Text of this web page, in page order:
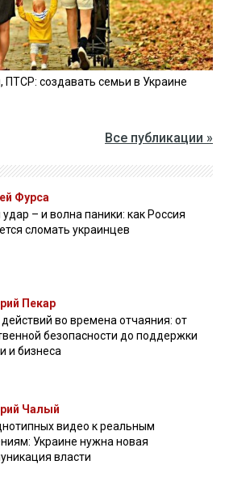
ПТСР: создавать семьи в Украине
Все публикации »
Фурса
– и волна паники: как Россия
сломать украинцев
Пекар
во времена отчаяния: от
безопасности до поддержки
и бизнеса
Чалый
видео к реальным
Украине нужна новая
власти